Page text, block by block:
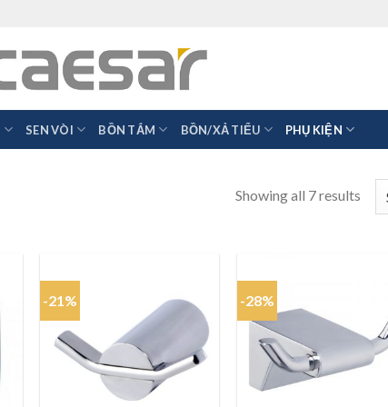
SEN VÒI BỒN TẮM BỒN/XẢ TIỂU PHỤ KIỆN
Showing all 7 results
-21% -28%